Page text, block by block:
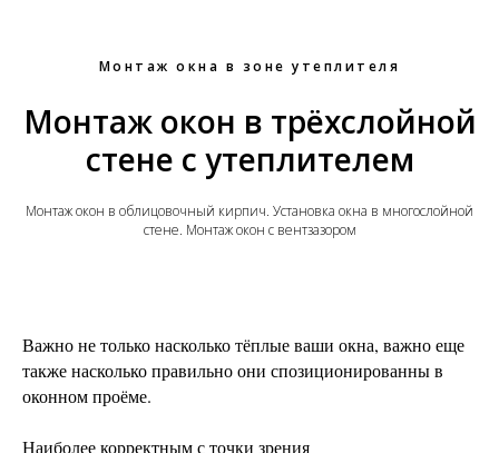
Монтаж окна в зоне утеплителя
Монтаж окон в трёхслойной
стене с утеплителем
Монтаж окон в облицовочный кирпич. Установка окна в многослойной
стене. Монтаж окон с вентзазором
Важно не только насколько тёплые ваши окна, важно еще
также насколько правильно они спозиционированны в
оконном проёме.
Наиболее корректным с точки зрения